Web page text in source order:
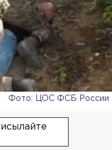
Фото: ЦОС ФСБ России